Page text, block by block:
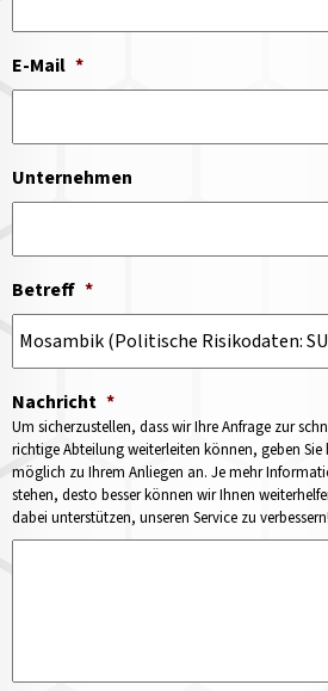
E-Mail *
Unternehmen
Betreff *
Nachricht *
Um sicherzustellen, dass wir Ihre Anfrage zur
richtige Abteilung weiterleiten können, geben Sie
möglich zu Ihrem Anliegen an. Je mehr
stehen, desto besser können wir Ihnen
dabei unterstützen, unseren Service zu verbessern!